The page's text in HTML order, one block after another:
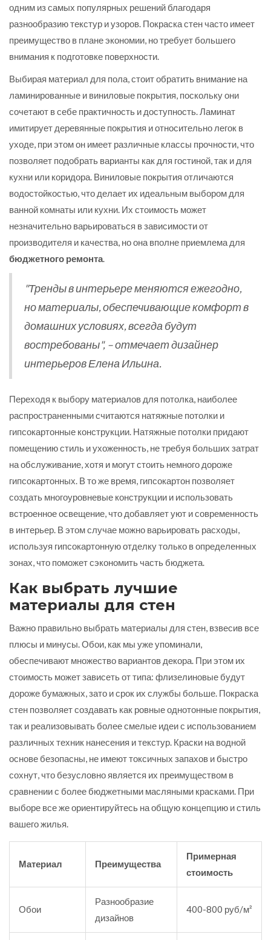
одним из самых популярных решений благодаря
разнообразию текстур и узоров. Покраска стен часто имеет
преимущество в плане экономии, но требует большего
внимания к подготовке поверхности.
Выбирая материал для пола, стоит обратить внимание на
ламинированные и виниловые покрытия, поскольку они
сочетают в себе практичность и доступность. Ламинат
имитирует деревянные покрытия и относительно легок в
уходе, при этом он имеет различные классы прочности, что
позволяет подобрать варианты как для гостиной, так и для
кухни или коридора. Виниловые покрытия отличаются
водостойкостью, что делает их идеальным выбором для
ванной комнаты или кухни. Их стоимость может
незначительно варьироваться в зависимости от
производителя и качества, но она вполне приемлема для
бюджетного ремонта.
"Тренды в интерьере меняются ежегодно,
но материалы, обеспечивающие комфорт в
домашних условиях, всегда будут
востребованы", – отмечает дизайнер
интерьеров Елена Ильина.
Переходя к выбору материалов для потолка, наиболее
распространенными считаются натяжные потолки и
гипсокартонные конструкции. Натяжные потолки придают
помещению стиль и ухоженность, не требуя больших затрат
на обслуживание, хотя и могут стоить немного дороже
гипсокартонных. В то же время, гипсокартон позволяет
создать многоуровневые конструкции и использовать
встроенное освещение, что добавляет уют и современность
в интерьер. В этом случае можно варьировать расходы,
используя гипсокартонную отделку только в определенных
зонах, что поможет сэкономить часть бюджета.
Как выбрать лучшие
материалы для стен
Важно правильно выбрать материалы для стен, взвесив все
плюсы и минусы. Обои, как мы уже упоминали,
обеспечивают множество вариантов декора. При этом их
стоимость может зависеть от типа: флизелиновые будут
дороже бумажных, зато и срок их службы больше. Покраска
стен позволяет создавать как ровные однотонные покрытия,
так и реализовывать более смелые идеи с использованием
различных техник нанесения и текстур. Краски на водной
основе безопасны, не имеют токсичных запахов и быстро
сохнут, что безусловно является их преимуществом в
сравнении с более бюджетными масляными красками. При
выборе все же ориентируйтесь на общую концепцию и стиль
вашего жилья.
Материал Преимущества
Примерная
стоимость
Обои
Разнообразие
дизайнов
400-800 руб/м²